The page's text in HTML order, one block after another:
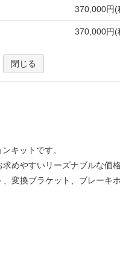
キットです。
めやすいリーズナブルな価
変換ブラケット、ブレーキ